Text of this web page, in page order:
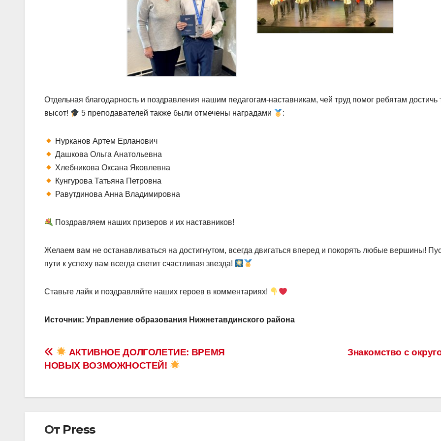
Отдельная благодарность и поздравления нашим педагогам-наставникам, чей труд помог ребятам достичь
высот!
5 преподавателей также были отмечены наградами :
Нурканов Артем Ерланович
Дашкова Ольга Анатольевна
Хлебникова Оксана Яковлевна
Кунгурова Татьяна Петровна
Равутдинова Анна Владимировна
Поздравляем наших призеров и их наставников!
Желаем вам не останавливаться на достигнутом, всегда двигаться вперед и покорять любые вершины!
пути к успеху вам всегда светит счастливая звезда!
Ставьте лайк и поздравляйте наших героев в комментариях!
Источник: Управление образования Нижнетавдинского района
Навигация
записям
Знакомство с
АКТИВНОЕ ДОЛГОЛЕТИЕ: ВРЕМЯ
НОВЫХ ВОЗМОЖНОСТЕЙ!
От Press